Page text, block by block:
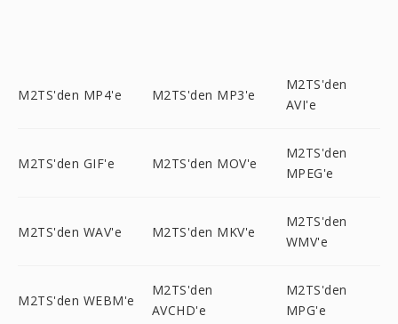
M2TS'den MP4'e M2TS'den MP3'e
M2TS'den
AVI'e
M2TS'den GIF'e M2TS'den MOV'e
M2TS'den
MPEG'e
M2TS'den WAV'e M2TS'den MKV'e
M2TS'den
WMV'e
M2TS'den WEBM'e
M2TS'den
AVCHD'e
M2TS'den
MPG'e